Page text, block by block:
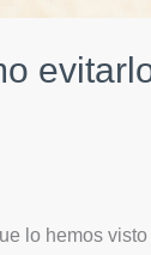
lo hemos